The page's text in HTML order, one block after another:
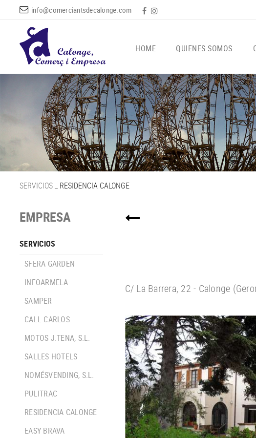
info@comerciantsdecalonge.com
HOME QUIENES SOMOS
SERVICIOS RESIDENCIA CALONGE
EMPRESA
SERVICIOS
SFERA GARDEN
INFOARMELA
SAMPER
CALL CARLOS
MOTOS J.TENA, S.L.
SALLES HOTELS
NOMÉSVENDING, S.L.
PULITRAC
RESIDENCIA CALONGE
EASY BRAVA
C/ La Barrera, 22 - Calonge